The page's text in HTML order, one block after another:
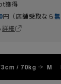
獲得
円（店舗受取なら
詳細
/ 70kg M